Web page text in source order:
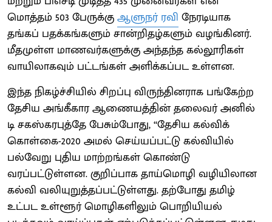
மொத்தம் 503 பேருக்குஆளுநர் ரவி நேரடியாக
தங்கப் பதக்கங்களும் சான்றிதழ்களும் வழங்கினர்.
மீதமுள்ள மாணவர்களுக்கு அந்தந்த கல்லூரிகள்
வாயிலாகவும் பட்டங்கள் அளிக்கப்பட உள்ளன.
இந்த நிகழ்ச்சியில் சிறப்பு விருந்தினராக பங்கேற்ற
தேசிய அங்கீகார ஆணையத்தின் தலைவர் அனில்
டி சகஸ்கரபுத்தே பேசும்போது, ‘‘தேசிய கல்விக்
கொள்கை-2020 அமல் செய்யப்பட்டு கல்வியில்
பல்வேறு புதிய மாற்றங்கள் கொண்டு
வரப்பட்டுள்ளன. குறிப்பாக தாய்மொழி வழியிலான
கல்வி வலியுறுத்தப்பட்டுள்ளது. தற்போது தமிழ்
உட்பட உள்ளூர் மொழிகளிலும் பொறியியல்